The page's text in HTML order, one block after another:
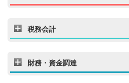
税務会計
財務・資金調達